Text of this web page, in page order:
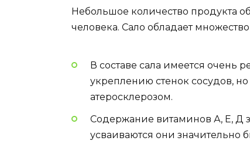
Небольшое количество продукта
человека. Сало обладает
В составе сала имеется очень
укреплению стенок сосудов,
атеросклерозом.
Содержание витаминов А, Е, Д
усваиваются они значительно